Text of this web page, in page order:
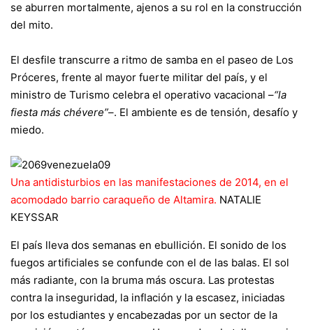
se aburren mortalmente, ajenos a su rol en la construcción
del mito.
El desfile transcurre a ritmo de samba en el paseo de Los
Próceres, frente al mayor fuerte militar del país, y el
ministro de Turismo celebra el operativo vacacional –“la
fiesta más chévere”–. El ambiente es de tensión, desafío y
miedo.
Una antidisturbios en las manifestaciones de 2014, en el
acomodado barrio caraqueño de Altamira. NATALIE
KEYSSAR
El país lleva dos semanas en ebullición. El sonido de los
fuegos artificiales se confunde con el de las balas. El sol
más radiante, con la bruma más oscura. Las protestas
contra la inseguridad, la inflación y la escasez, iniciadas
por los estudiantes y encabezadas por un sector de la